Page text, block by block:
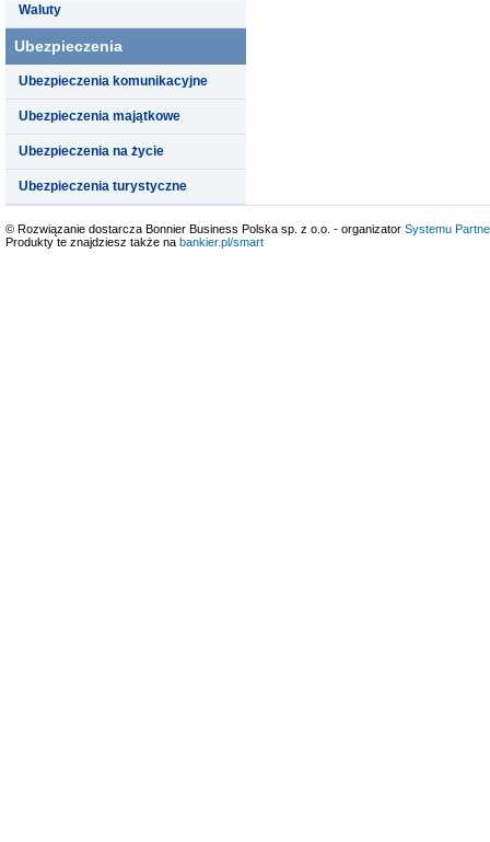
Waluty
Ubezpieczenia
Ubezpieczenia komunikacyjne
Ubezpieczenia majątkowe
Ubezpieczenia na życie
Ubezpieczenia turystyczne
© Rozwiązanie dostarcza Bonnier Business Polska sp. z o.o. - organizator Systemu
Produkty te znajdziesz także na bankier.pl/smart